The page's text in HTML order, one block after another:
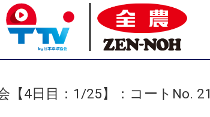
【4日目：1/25】：コートNo. 21